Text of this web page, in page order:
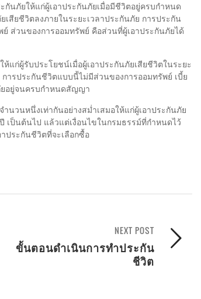
กันภัยให้แก่ผู้เอาประกันภัยเมื่อมีชีวิตอยู่ครบกำหนด
สียชีวิตลงภายในระยะเวลาประกันภัย การประกัน
ส่วนของการออมทรัพย์ คือส่วนที่ผู้เอาประกันภัยได้
แก่ผู้รับประโยชน์เมื่อผู้เอาประกันภัยเสียชีวิตในระยะ
ารประกันชีวิตแบบนี้ไม่มีส่วนของการออมทรัพย์ เบี้ย
ยอยู่จนครบกำหนดสัญญา
นวนหนึ่งเท่ากันอย่างสม่ำเสมอให้แก่ผู้เอาประกันภัย
เป็นต้นไป แล้วแต่เงื่อนไขในกรมธรรม์ที่กำหนดไว้
ประกันชีวิตที่จะเลือกซื้อ
NEXT POST
ขั้นตอนดำเนินการทำประกัน
ชีวิต